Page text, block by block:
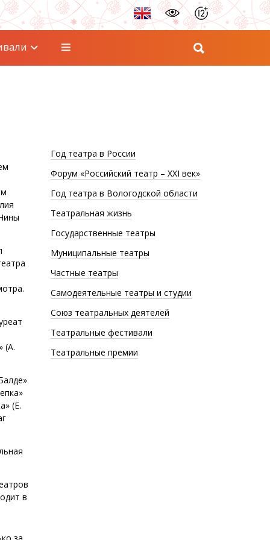
(А.
(Е.
в
Год театра в России
Форум «Российский театр – XXI век»
Год театра в Вологодской области
Театральная жизнь
Государственные театры
Муниципальные театры
Частные театры
Самодеятельные театры и студии
Союз театральных деятелей
Театральные фестивали
Театральные премии